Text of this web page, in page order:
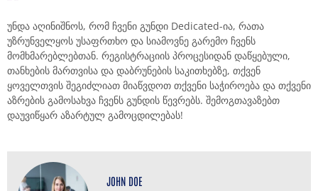
უნდა აღინიშნოს, რომ ჩვენი გუნდი Dedicated-ია, რათა
უზრუნველყოს უსაფრთხო და სიამოვნე გარემო ჩვენს
მომხმარებლებთან. რეგისტრაციის პროცესიდან დაწყებული,
თანხების მართვისა და დაბრუნების საკითხებზე, თქვენ
ყოველთვის შეგიძლიათ მიაწვდოთ თქვენი საჭიროება და თქვენი
აზრების გამოსახვა ჩვენს გუნდის წევრებს. შემოგთავაზებთ
დაუვიწყარ აზარტულ გამოცდილებას!
JOHN DOE